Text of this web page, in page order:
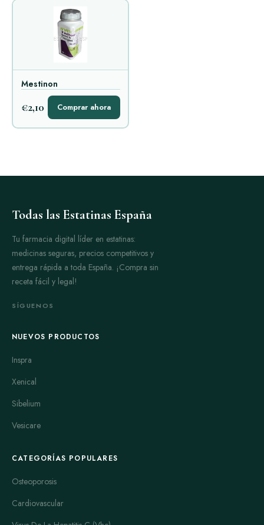
Mestinon
€2,10 Comprar ahora
Todas las Estatinas España
Tu farmacia digital líder en estatinas:
medicinas seguras, precios competitivos y
entrega rápida a toda España. ¡Compra sin
receta fácil y legal!
SÍGUENOS
NUEVOS PRODUCTOS
Inspra
Xenical
Sibelium
Vesicare
CATEGORÍAS POPULARES
Osteoporosis
Cardiovascular